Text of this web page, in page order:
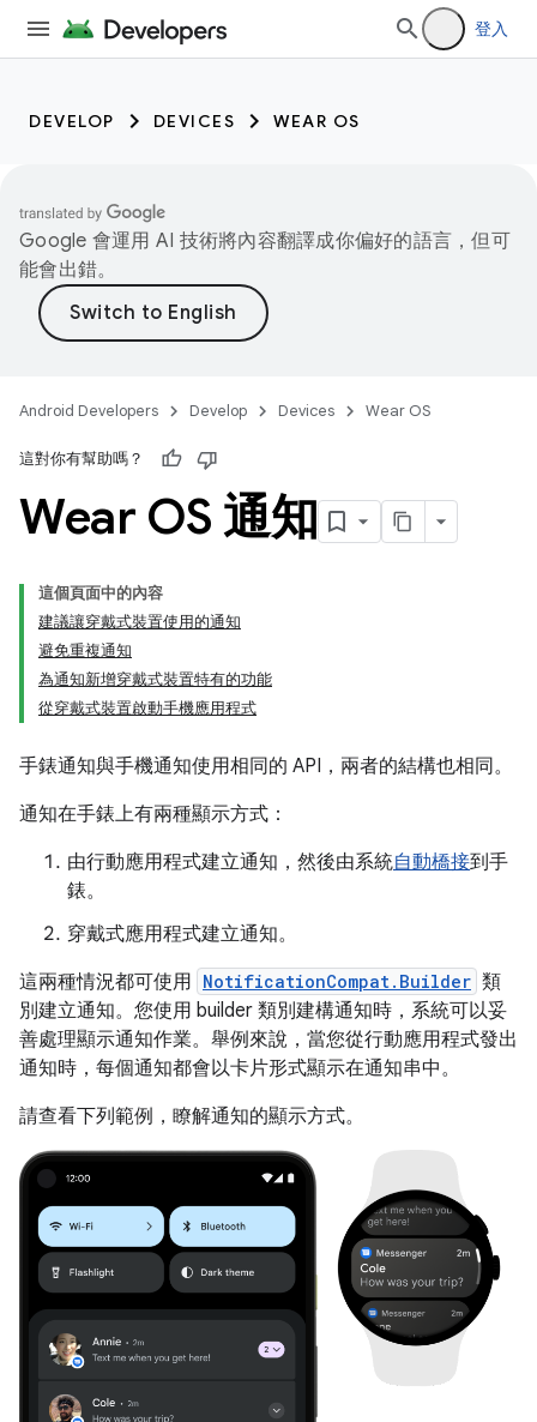
登入
DEVELOP DEVICES WEAR OS
Google 會運用 AI 技術將內容翻譯成你偏好的語言，但可
能會出錯。
Android Developers Develop Devices Wear OS
這對你有幫助嗎？
Wear OS 通知
這個頁面中的內容
建議讓穿戴式裝置使用的通知
避免重複通知
為通知新增穿戴式裝置特有的功能
從穿戴式裝置啟動手機應用程式
手錶通知與手機通知使用相同的 API，兩者的結構也相同。
通知在手錶上有兩種顯示方式：
由行動應用程式建立通知，然後由系統自動橋接到手
錶。
穿戴式應用程式建立通知。
這兩種情況都可使用 NotificationCompat.Builder 類
別建立通知。您使用 builder 類別建構通知時，系統可以妥
善處理顯示通知作業。舉例來說，當您從行動應用程式發出
通知時，每個通知都會以卡片形式顯示在通知串中。
請查看下列範例，瞭解通知的顯示方式。